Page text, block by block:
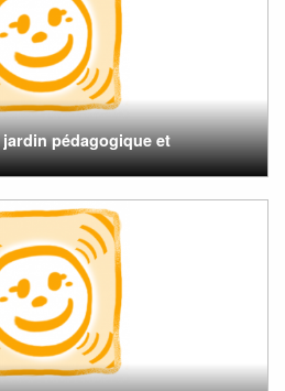
pédagogique et